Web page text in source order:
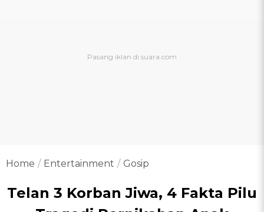
Home Entertainment Gosip
Telan 3 Korban Jiwa, 4 Fakta Pilu